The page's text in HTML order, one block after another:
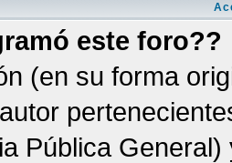
este foro??
(en su forma
Pública